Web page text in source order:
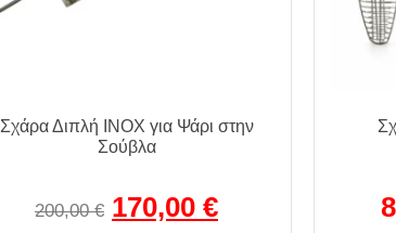
Σχάρα Διπλή INOX για Ψάρι στην
Σούβλα
200,00€ 170,00 €